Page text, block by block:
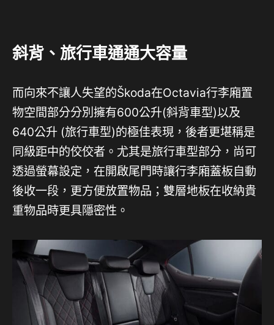
斜背、旅行車通通大容量
而向來不讓人失望的Škoda在Octavia行李廂置
物空間部分分別擁有600公升(斜背車型)以及
640公升 (旅行車型)的極佳表現，後者更堪稱是
同級距中的佼佼者。尤其是旅行車型部分，尚可
透過螢幕設定，在開啟尾門時讓行李廂蓋板自動
後收一段，更方便放置物品；雙層地板在收納貴
重物品時更具隱密性。